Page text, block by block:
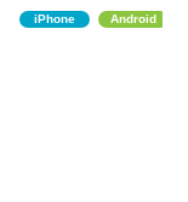
iPhone Android